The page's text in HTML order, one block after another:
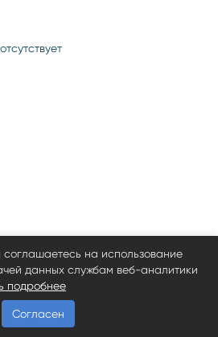
на использование
данных службам веб-аналитики
подробнее
Согласен